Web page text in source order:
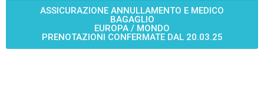
ASSICURAZIONE ANNULLAMENTO E MEDICO
BAGAGLIO
EUROPA / MONDO
PRENOTAZIONI CONFERMATE DAL 20.03.25